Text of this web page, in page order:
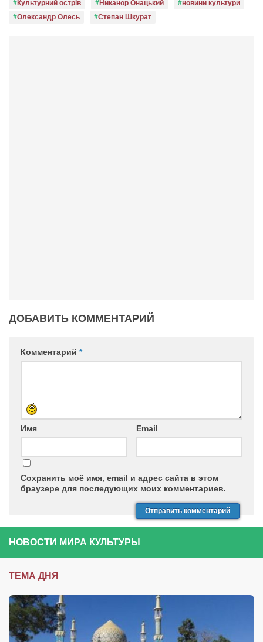
Культурний острів Никанор Онацький
новини культури
Олександр Олесь
Степан Шкурат
ДОБАВИТЬ КОММЕНТАРИЙ
Комментарий *
Имя Email
Сохранить моё имя, email и адрес сайта в этом
браузере для последующих моих комментариев.
НОВОСТИ МИРА КУЛЬТУРЫ
ТЕМА ДНЯ